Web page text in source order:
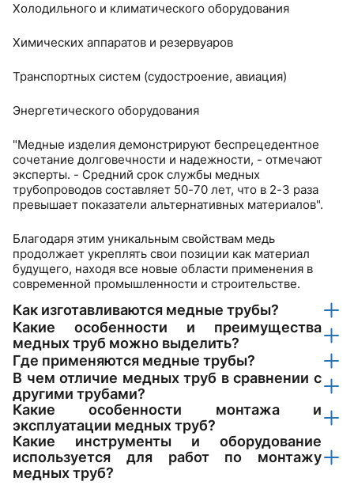
Холодильного и климатического оборудования
Химических аппаратов и резервуаров
Транспортных систем (судостроение, авиация)
Энергетического оборудования
"Медные изделия демонстрируют беспрецедентное
сочетание долговечности и надежности, - отмечают
эксперты. - Средний срок службы медных
трубопроводов составляет 50-70 лет, что в 2-3 раза
превышает показатели альтернативных материалов".
Благодаря этим уникальным свойствам медь
продолжает укреплять свои позиции как материал
будущего, находя все новые области применения в
современной промышленности и строительстве.
Как изготавливаются медные трубы?
Какие особенности и преимущества
медных труб можно выделить?
Где применяются медные трубы?
В чем отличие медных труб в сравнении с
другими трубами?
Какие особенности монтажа и
эксплуатации медных труб?
Какие инструменты и оборудование
используется для работ по монтажу
медных труб?